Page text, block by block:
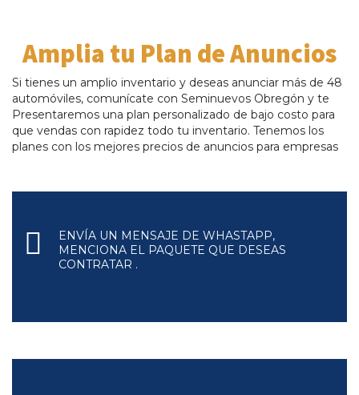
Amplia tu Plan de Anuncios
Si tienes un amplio inventario y deseas anunciar más de 48
automóviles, comunícate con Seminuevos Obregón y te
Presentaremos una plan personalizado de bajo costo para
que vendas con rapidez todo tu inventario. Tenemos los
planes con los mejores precios de anuncios para empresas
ENVÍA UN MENSAJE DE WHASTAPP,
MENCIONA EL PAQUETE QUE DESEAS
CONTRATAR .